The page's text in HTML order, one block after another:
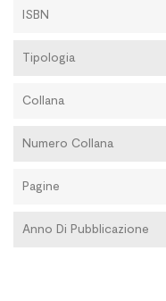
ISBN
Tipologia
Collana
Numero Collana
Pagine
Anno Di Pubblicazione